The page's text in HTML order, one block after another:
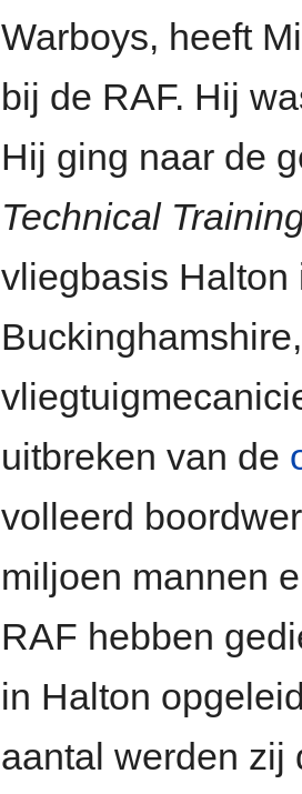
Warboys, heeft
bij de RAF. Hij
Hij ging naar de
Technical
vliegbasis Halton
uitbreken van de
volleerd
miljoen mannen
RAF hebben
in Halton
aantal werden zij